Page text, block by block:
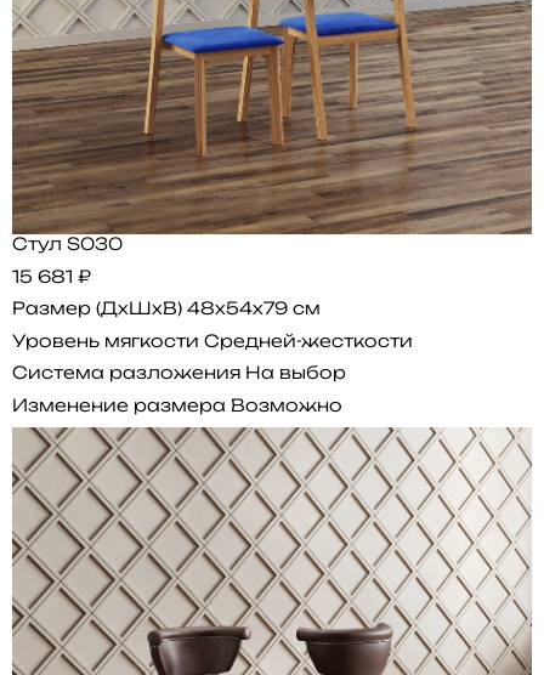
Стул S030
15 681 ₽
Размер (ДхШхВ) 48x54x79 см
Уровень мягкости Средней-жесткости
Система разложения На выбор
Изменение размера Возможно